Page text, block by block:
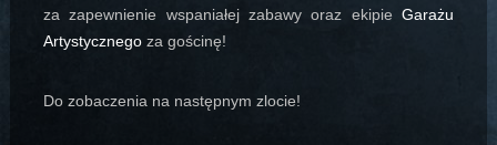
za zapewnienie wspaniałej zabawy oraz ekipieGarażu
Artystycznegoza gościnę!
Do zobaczenia na następnym zlocie!